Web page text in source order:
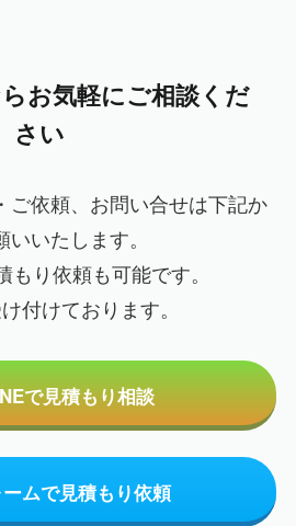
お気軽にご相談くだ
さい
ご依頼、お問い合せは下記か
いいたします。
もり依頼も可能です。
付けております。
で見積もり相談
ムで見積もり依頼